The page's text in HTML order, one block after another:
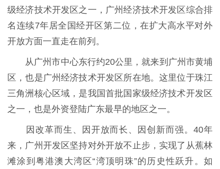
级经济技术开发区之一，广州经济技术开发区综合排
名连续7年居全国经开区第二位，在扩大高水平对外
开放方面一直走在前列。
从广州市中心东行约20公里，就来到广州市黄埔
区，也是广州经济技术开发区所在地。这里位于珠江
三角洲核心区域，是我国首批国家级经济技术开发区
之一，也是外资登陆广东最早的地区之一。
因改革而生、因开放而长、因创新而强。40年
来，广州开发区坚持对外开放不止步，实现了从蕉林
滩涂到粤港澳大湾区“湾顶明珠”的历史性跃升。如